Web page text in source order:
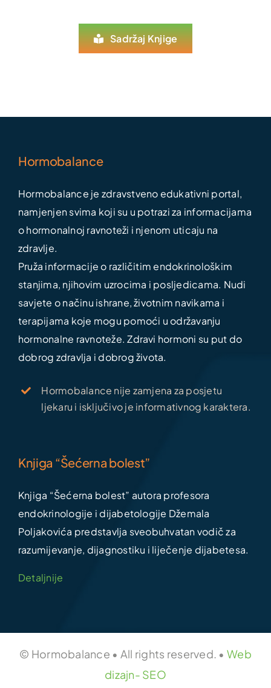
Sadržaj Knjige
Hormobalance
Hormobalance je zdravstveno edukativni portal,
namjenjen svima koji su u potrazi za informacijama
o hormonalnoj ravnoteži i njenom uticaju na
zdravlje.
Pruža informacije o različitim endokrinološkim
stanjima, njihovim uzrocima i posljedicama. Nudi
savjete o načinu ishrane, životnim navikama i
terapijama koje mogu pomoći u održavanju
hormonalne ravnoteže. Zdravi hormoni su put do
dobrog zdravlja i dobrog života.
Hormobalance nije zamjena za posjetu
ljekaru i isključivo je informativnog karaktera.
Knjiga “Šećerna bolest”
Knjiga “Šećerna bolest” autora profesora
endokrinologije i dijabetologije Džemala
Poljakovića predstavlja sveobuhvatan vodič za
razumijevanje, dijagnostiku i liječenje dijabetesa.
Detaljnije
© Hormobalance • All rights reserved. • Web
dizajn- SEO